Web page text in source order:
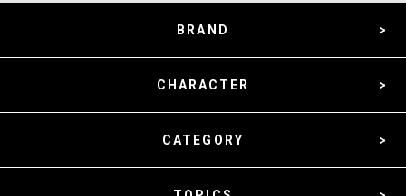
BRAND
CHARACTER
CATEGORY